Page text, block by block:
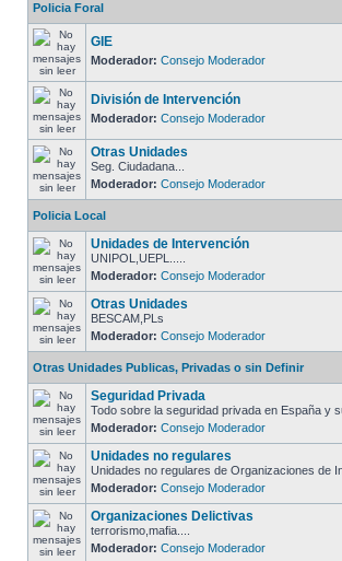
Policia Foral
GIE
Moderador: Consejo Moderador
División de Intervención
Moderador: Consejo Moderador
Otras Unidades
Seg. Ciudadana...
Moderador: Consejo Moderador
Policia Local
Unidades de Intervención
UNIPOL,UEPL.....
Moderador: Consejo Moderador
Otras Unidades
BESCAM,PLs
Moderador: Consejo Moderador
Otras Unidades Publicas, Privadas o sin Definir
Seguridad Privada
Todo sobre la seguridad privada en España y
Moderador: Consejo Moderador
Unidades no regulares
Unidades no regulares de Organizaciones de
Moderador: Consejo Moderador
Organizaciones Delictivas
terrorismo,mafia....
Moderador: Consejo Moderador